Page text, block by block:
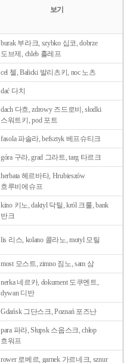
보기
burak 부라크, szybko 십코, dobrze
도브제, chleb 흘레프
cel 첼, Balicki 발리츠키, noc 노츠
dać 다치
dach 다흐, zdrowy 즈드로비, słodki
스워트키, pod 포트
fasola 파솔라, befsztyk 베프슈티크
góra 구라, grad 그라트, targ 타르크
herbata 헤르바타, Hrubieszów
흐루비에슈프
kino 키노, daktyl 닥틸, król 크룰, bank
반크
lis 리스, kolano 콜라노, motyl 모틸
most 모스트, zimno 짐노, sam 삼
nerka 네르카, dokument 도쿠멘트,
dywan 디반
Gdańsk 그단스크, Poznań 포즈난
para 파라, Słupsk 스웁스크, chłop
흐워프
rower 로베르, garnek 가르네크, sznur